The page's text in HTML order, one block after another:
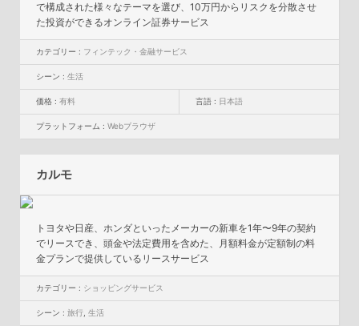
で構成された様々なテーマを選び、10万円からリスクを分散させ
た投資ができるオンライン証券サービス
カテゴリー : フィンテック・金融サービス
シーン :生活
価格 :有料 言語 : 日本語
プラットフォーム :Webブラウザ
カルモ
トヨタや日産、ホンダといったメーカーの新車を1年〜9年の契約
でリースでき、頭金や法定費用を含めた、月額料金が定額制の料
金プランで提供しているリースサービス
カテゴリー : ショッピングサービス
シーン :旅行 ,生活